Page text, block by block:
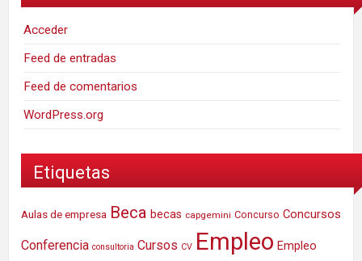
Acceder
Feed de entradas
Feed de comentarios
WordPress.org
Etiquetas
Aulas de empresa Beca becas capgemini Concurso Concursos
Conferencia consultoria Cursos CV Empleo Empleo